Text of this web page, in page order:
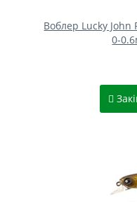
Воблер Lucky John
0-